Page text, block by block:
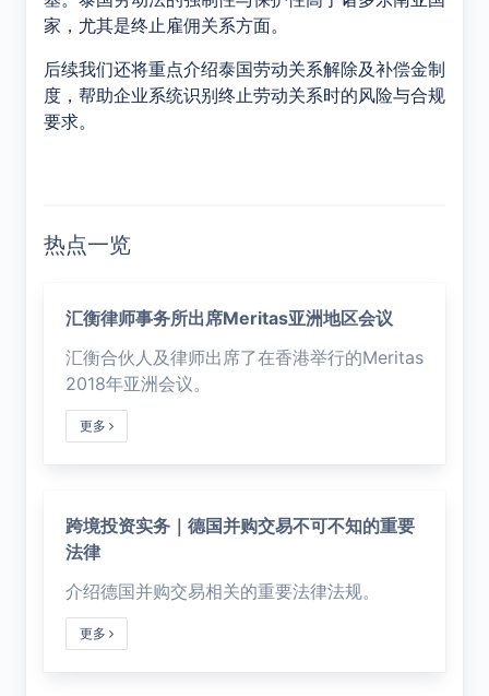
家，尤其是终止雇佣关系方面。
后续我们还将重点介绍泰国劳动关系解除及补偿金制
度，帮助企业系统识别终止劳动关系时的风险与合规
要求。
热点一览
汇衡律师事务所出席Meritas亚洲地区会议
汇衡合伙人及律师出席了在香港举行的Meritas
2018年亚洲会议。
更多
跨境投资实务｜德国并购交易不可不知的重要
法律
介绍德国并购交易相关的重要法律法规。
更多